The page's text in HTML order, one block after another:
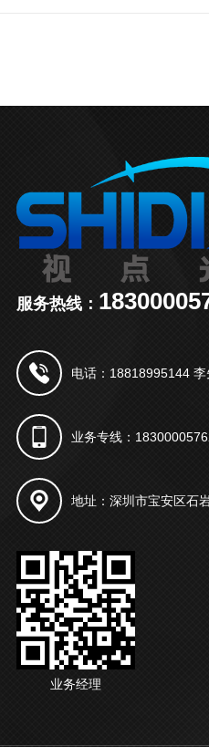
服务热线：
电话：18818995144 李
业务专线：
地址：深圳市宝安区石
业务经理